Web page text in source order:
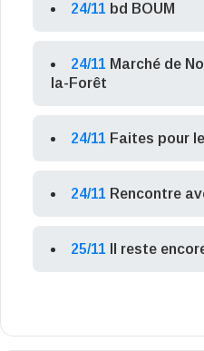
24/11 bd BOUM
24/11 Marché de
la-Forêt
24/11 Faites pour
24/11 Rencontre
25/11 Il reste